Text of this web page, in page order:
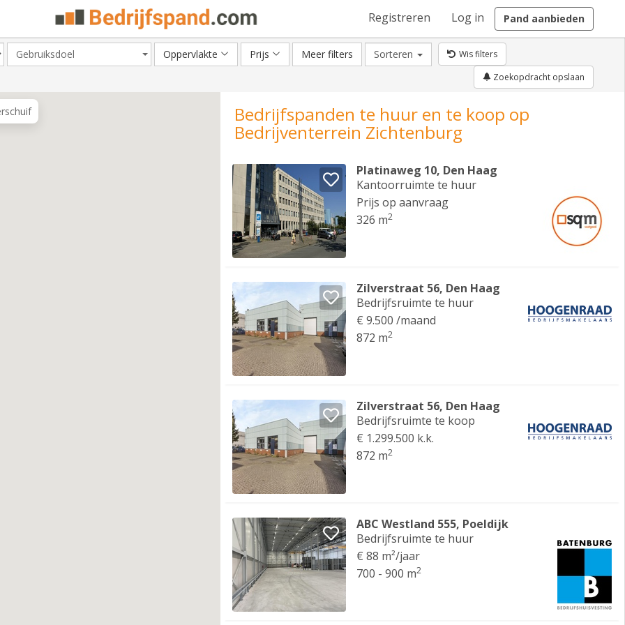
Registreren Log in Pand aanbieden
Gebruiksdoel Oppervlakte Prijs Meer filters Sorteren
Wis filters
Zoekopdracht opslaan
Bedrijfspanden te huur en te koop op
Bedrijventerrein Zichtenburg
Platinaweg 10, Den Haag
Kantoorruimte te huur
Prijs op aanvraag
326 m2
Zilverstraat 56, Den Haag
Bedrijfsruimte te huur
€ 9.500 /maand
872 m2
Zilverstraat 56, Den Haag
Bedrijfsruimte te koop
€ 1.299.500 k.k.
872 m2
ABC Westland 555, Poeldijk
Bedrijfsruimte te huur
€ 88 m²/jaar
700 - 900 m2